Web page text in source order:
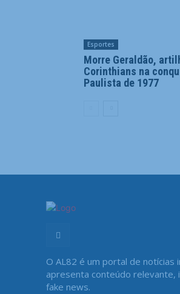
Esportes
Morre Geraldão,
Corinthians na
Paulista de 1977
O AL82 é um portal de notícias
apresenta conteúdo relevante,
fake news.